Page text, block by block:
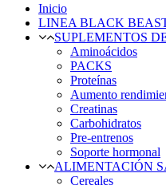
Inicio
LINEA BLACK
SUPLEMENTOS
Aminoácidos
PACKS
Proteínas
Aumento
Creatinas
Carbohidratos
Pre-entrenos
Soporte hormonal
ALIMENTACIÓN
Cereales